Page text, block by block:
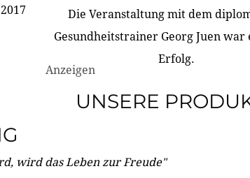
Die Veranstaltung mit dem
Gesundheitstrainer Georg Juen
Erfolg.
Anzeigen
UNSERE
wird das Leben zur Freude"